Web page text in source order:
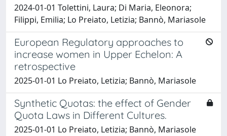
2024-01-01 Tolettini, Laura; Di Maria, Eleonora;
Filippi, Emilia; Lo Preiato, Letizia; Bannò, Mariasole
European Regulatory approaches to
increase women in Upper Echelon: A
retrospective
2025-01-01 Lo Preiato, Letizia; Bannò, Mariasole
Synthetic Quotas: the effect of Gender
Quota Laws in Different Cultures.
2025-01-01 Lo Preiato, Letizia; Bannò, Mariasole